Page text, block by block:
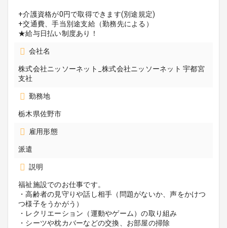
+介護資格が0円で取得できます(別途規定)
+交通費、手当別途支給（勤務先による）
★給与日払い制度あり！
会社名
株式会社ニッソーネット_株式会社ニッソーネット 宇都宮
支社
勤務地
栃木県佐野市
雇用形態
派遣
説明
福祉施設でのお仕事です。
・高齢者の見守りや話し相手（問題がないか、声をかけつ
つ様子をうかがう）
・レクリエーション（運動やゲーム）の取り組み
・シーツや枕カバーなどの交換、お部屋の掃除